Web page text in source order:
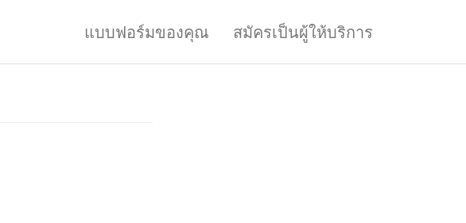
แบบฟอร์มของคุณ สมัครเป็นผู้ให้บริการ